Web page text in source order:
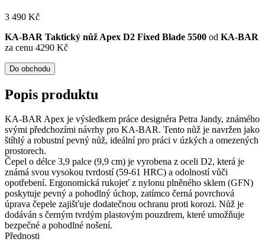
3 490 Kč
KA-BAR Taktický nůž Apex D2 Fixed Blade 5500 od KA-BAR
za cenu 4290 Kč
Do obchodu
Popis produktu
KA-BAR Apex je výsledkem práce designéra Petra Jandy, známého
svými předchozími návrhy pro KA-BAR. Tento nůž je navržen jako
štíhlý a robustní pevný nůž, ideální pro práci v úzkých a omezených
prostorech.
Čepel o délce 3,9 palce (9,9 cm) je vyrobena z oceli D2, která je
známá svou vysokou tvrdostí (59-61 HRC) a odolností vůči
opotřebení. Ergonomická rukojeť z nylonu plněného sklem (GFN)
poskytuje pevný a pohodlný úchop, zatímco černá povrchová
úprava čepele zajišťuje dodatečnou ochranu proti korozi. Nůž je
dodáván s černým tvrdým plastovým pouzdrem, které umožňuje
bezpečné a pohodlné nošení.
Přednosti